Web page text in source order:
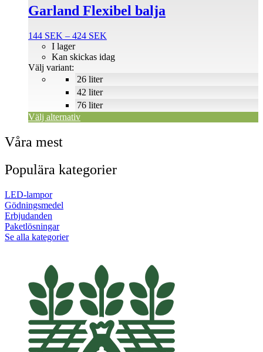
Garland Flexibel balja
144 SEK – 424 SEK
till
26 liter
42 liter
76 liter
I lager
Kan skickas idag
Välj variant:
Välj alternativ
kan
väljas
produktsidan
Våra mest
Populära kategorier
LED-lampor
Gödningsmedel
Erbjudanden
Paketlösningar
Se alla kategorier